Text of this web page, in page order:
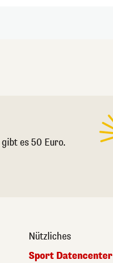
es 50 Euro.
Nützliches
Sport Datencenter